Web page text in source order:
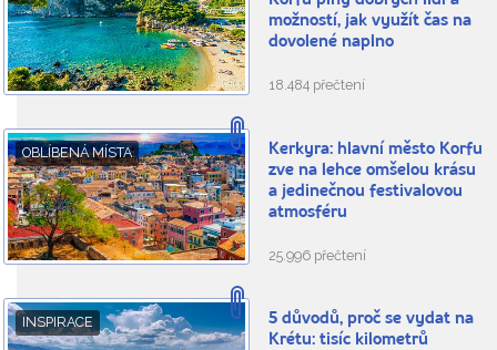
možností, jak využít čas na
dovolené naplno
18.484 přečtení
OBLÍBENÁ MÍSTA
Kerkyra: hlavní město Korfu
zve na lehce omšelou krásu
a jedinečnou festivalovou
atmosféru
25.996 přečtení
INSPIRACE
5 důvodů, proč se vydat na
Krétu: tisíc kilometrů